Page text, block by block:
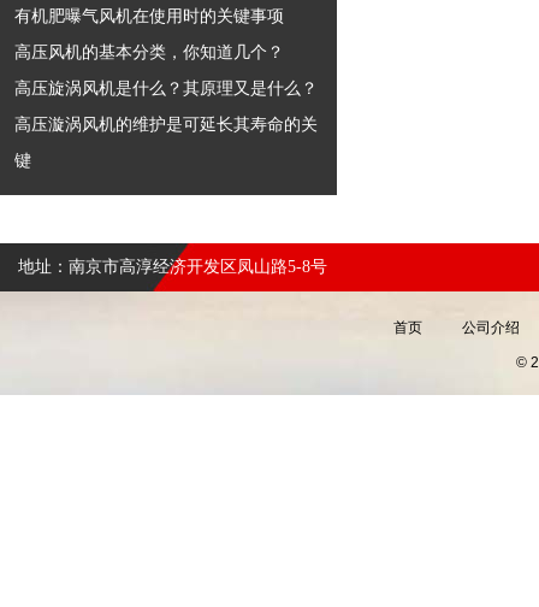
有机肥曝气风机在使用时的关键事项
高压风机的基本分类，你知道几个？
高压旋涡风机是什么？其原理又是什么？
高压漩涡风机的维护是可延长其寿命的关
键
地址：南京市高淳经济开发区凤山路5-8号
首页 公司介绍
©